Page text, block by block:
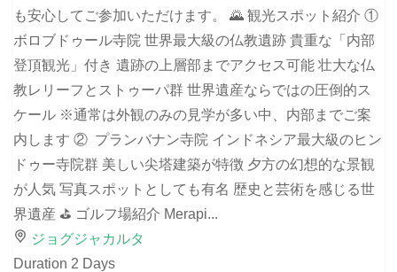
も安心してご参加いただけます。 🌄 観光スポット紹介 ①
ボロブドゥール寺院 世界最大級の仏教遺跡 貴重な「内部
登頂観光」付き 遺跡の上層部までアクセス可能 壮大な仏
教レリーフとストゥーパ群 世界遺産ならではの圧倒的ス
ケール ※通常は外観のみの見学が多い中、内部までご案
内します ② プランバナン寺院 インドネシア最大級のヒン
ドゥー寺院群 美しい尖塔建築が特徴 夕方の幻想的な景観
が人気 写真スポットとしても有名 歴史と芸術を感じる世
界遺産 ⛳ ゴルフ場紹介 Merapi...
ジョグジャカルタ
Duration 2 Days